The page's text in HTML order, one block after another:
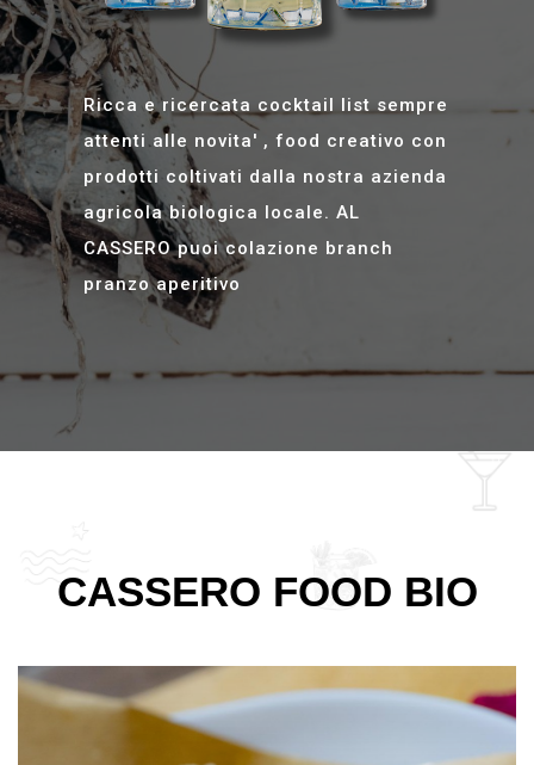
Ricca e ricercata cocktail list sempre
attenti alle novita' , food creativo con
prodotti coltivati dalla nostra azienda
agricola biologica locale. AL
CASSERO puoi colazione branch
pranzo aperitivo
CASSERO FOOD BIO